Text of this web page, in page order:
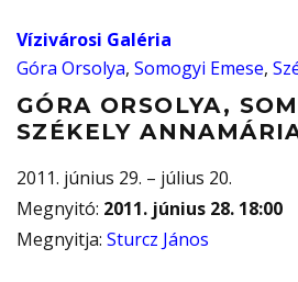
Vízivárosi Galéria
Góra Orsolya, Somogyi Emese,
GÓRA ORSOLYA,
SZÉKELY
2011. június 29. – július 20.
Megnyitó: 2011. június 28. 18:00
Megnyitja: Sturcz János